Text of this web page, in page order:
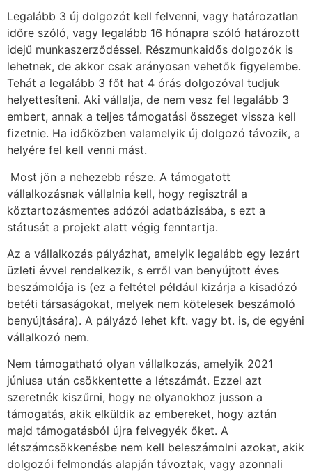
Legalább 3 új dolgozót kell felvenni, vagy határozatlan
időre szóló, vagy legalább 16 hónapra szóló határozott
idejű munkaszerződéssel. Részmunkaidős dolgozók is
lehetnek, de akkor csak arányosan vehetők figyelembe.
Tehát a legalább 3 főt hat 4 órás dolgozóval tudjuk
helyettesíteni. Aki vállalja, de nem vesz fel legalább 3
embert, annak a teljes támogatási összeget vissza kell
fizetnie. Ha időközben valamelyik új dolgozó távozik, a
helyére fel kell venni mást.
Most jön a nehezebb része. A támogatott
vállalkozásnak vállalnia kell, hogy regisztrál a
köztartozásmentes adózói adatbázisába, s ezt a
státusát a projekt alatt végig fenntartja.
Az a vállalkozás pályázhat, amelyik legalább egy lezárt
üzleti évvel rendelkezik, s erről van benyújtott éves
beszámolója is (ez a feltétel például kizárja a kisadózó
betéti társaságokat, melyek nem kötelesek beszámoló
benyújtására). A pályázó lehet kft. vagy bt. is, de egyéni
vállalkozó nem.
Nem támogatható olyan vállalkozás, amelyik 2021
júniusa után csökkentette a létszámát. Ezzel azt
szeretnék kiszűrni, hogy ne olyanokhoz jusson a
támogatás, akik elküldik az embereket, hogy aztán
majd támogatásból újra felvegyék őket. A
létszámcsökkenésbe nem kell beleszámolni azokat, akik
dolgozói felmondás alapján távoztak, vagy azonnali